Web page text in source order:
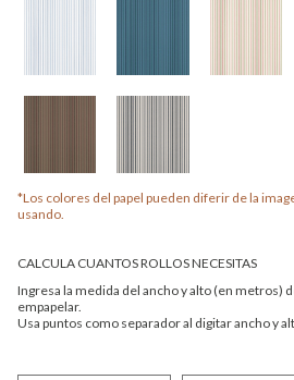
*Los colores del papel pueden diferir de la
usando.
CALCULA CUANTOS ROLLOS NECESITAS
Ingresa la medida del ancho y alto (en metros)
empapelar.
Usa puntos como separador al digitar ancho y